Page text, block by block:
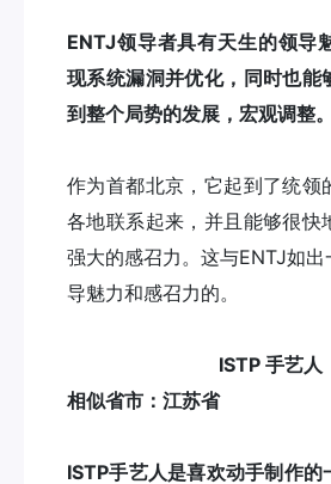
ENTJ领导者具有天生的领导
现系统漏洞并优化，同时也能
到整个局势的发展，宏观调整。
作为首都北京，它起到了统领
各地联系起来，并且能够很快
强大的感召力。这与ENTJ如
导魅力和感召力的。
ISTP 手艺人
相似省市：江苏省
ISTP手艺人是喜欢动手制作的